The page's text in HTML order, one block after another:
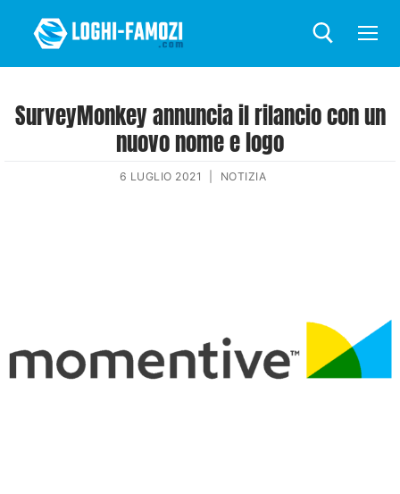
SurveyMonkey annuncia il rilancio con un
nuovo nome e logo
6 LUGLIO 2021 NOTIZIA